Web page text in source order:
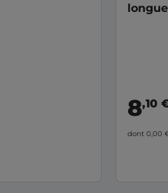
8,10
dont 0,00